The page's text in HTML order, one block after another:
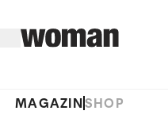
MAGAZINSHOP